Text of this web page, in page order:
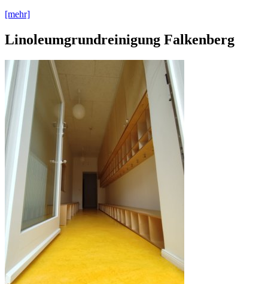
[mehr]
Linoleumgrundreinigung Falkenberg